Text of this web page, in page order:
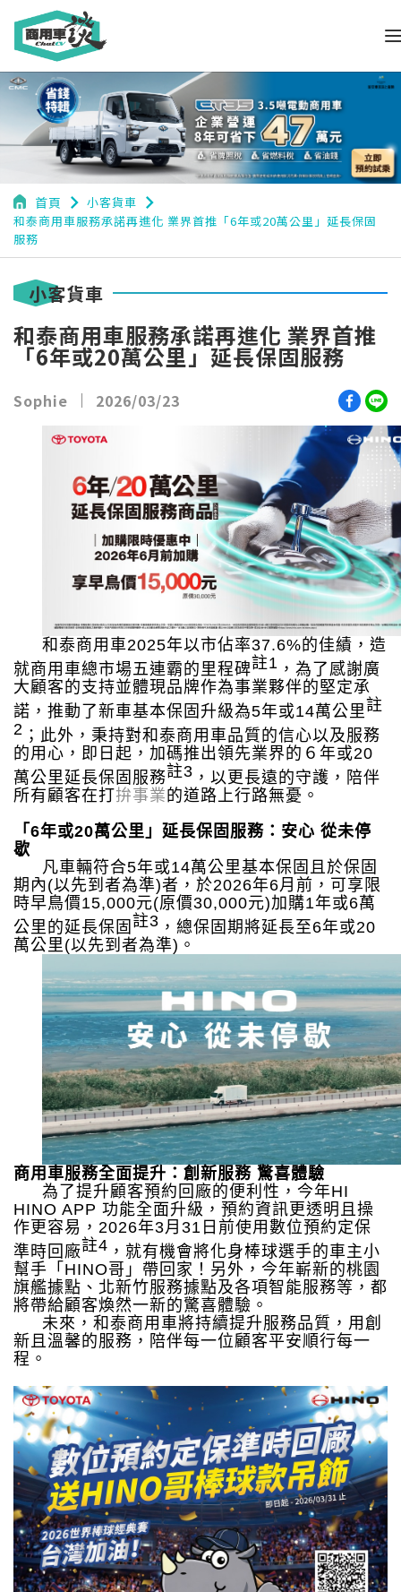
首頁 navigate_next 小客貨車 navigate_next
和泰商用車服務承諾再進化 業界首推「6年或20萬公里」延長保固
服務
小客貨車
和泰商用車服務承諾再進化 業界首推
「6年或20萬公里」延長保固服務
Sophie 2026/03/23
和泰商用車2025年以市佔率37.6%的佳績，造
就商用車總市場五連霸的里程碑註1 ，為了感謝廣
大顧客的支持並體現品牌作為事業夥伴的堅定承
諾，推動了新車基本保固升級為5年或14萬公里註
2 ；此外，秉持對和泰商用車品質的信心以及服務
的用心，即日起，加碼推出領先業界的６年或20
萬公里延長保固服務註3 ，以更長遠的守護，陪伴
所有顧客在打拚事業的道路上行路無憂。
「 6年或20萬公里」延長保固服務：安心 從未停
歇
凡車輛符合5年或14萬公里基本保固且於保固
期內(以先到者為準)者，於2026年6月前，可享限
時早鳥價15,000元(原價30,000元)加購1年或6萬
公里的延長保固 註3 ，總保固期將延長至6年或20
萬公里 (以先到者為準) 。
商用車服務全面提升：創新服務 驚喜體驗
為了提升顧客預約回廠的便利性，今年HI
HINO APP 功能全面升級，預約資訊更透明且操
作更容易， 2026年3月 31 日前使用數位預約定保
準時回廠註4 ，就有機會將化身棒球選手的車主小
幫手「 HINO哥」帶回家！另外，今年嶄新的桃園
旗艦據點、北新竹服務據點及各項智能服務等，都
將帶給顧客煥然一新的驚喜體驗。
未來，和泰商用車將持續提升服務品質，用創
新且溫馨的服務，陪伴每一位顧客平安順行每一
程。